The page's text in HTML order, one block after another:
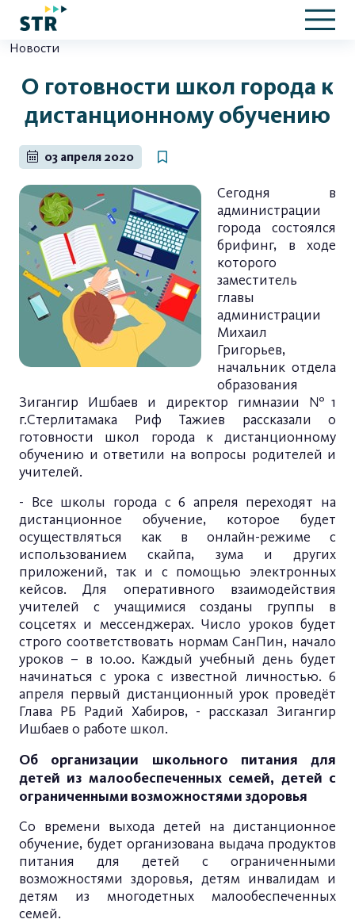
Новости
О готовности школ города к
дистанционному обучению
03 апреля 2020
Сегодня в
администрации
города состоялся
брифинг, в ходе
которого
заместитель
главы
администрации
Михаил
Григорьев,
начальник отдела
образования
Зигангир Ишбаев и директор гимназии №1
г.Стерлитамака Риф Тажиев рассказали о
готовности школ города к дистанционному
обучению и ответили на вопросы родителей и
учителей.
- Все школы города с 6 апреля переходят на
дистанционное обучение, которое будет
осуществляться как в онлайн-режиме с
использованием скайпа, зума и других
приложений, так и с помощью электронных
кейсов. Для оперативного взаимодействия
учителей с учащимися созданы группы в
соцсетях и мессенджерах. Число уроков будет
строго соответствовать нормам СанПин, начало
уроков – в 10.00. Каждый учебный день будет
начинаться с урока с известной личностью. 6
апреля первый дистанционный урок проведёт
Глава РБ Радий Хабиров, - рассказал Зигангир
Ишбаев о работе школ.
Об организации школьного питания для
детей из малообеспеченных семей, детей с
ограниченными возможностями здоровья
Со времени выхода детей на дистанционное
обучение, будет организована выдача продуктов
питания для детей с ограниченными
возможностями здоровья, детям инвалидам и
детям из многодетных малообеспеченных
семей.